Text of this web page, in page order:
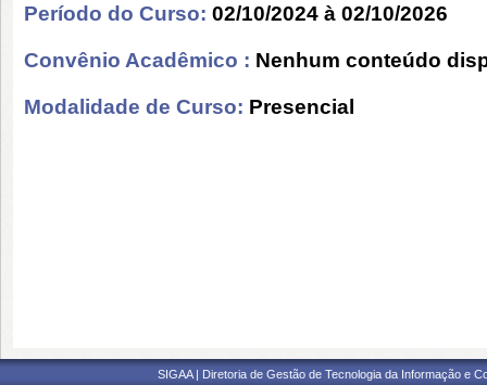
Período do Curso: 02/10/2024 à 02/10/2026
Convênio Acadêmico : Nenhum conteúdo
Modalidade de Curso: Presencial
SIGAA | Diretoria de Gestão de Tecnologia da Informação e